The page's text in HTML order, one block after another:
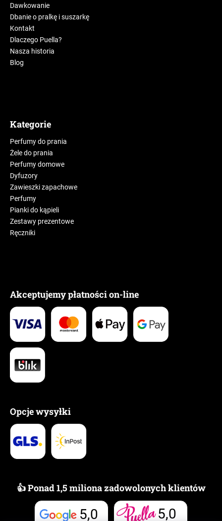
Dawkowanie
Dbanie o pralkę i suszarkę
Kontakt
Dlaczego Puella?
Nasza historia
Blog
Kategorie
Perfumy do prania
Żele do prania
Perfumy domowe
Dyfuzory
Zawieszki zapachowe
Perfumy
Pianki do kąpieli
Zestawy prezentowe
Ręczniki
Akceptujemy płatności on-line
Opcje wysyłki
👍 Ponad 1,5 miliona zadowolonych klientów
5,0 5,0